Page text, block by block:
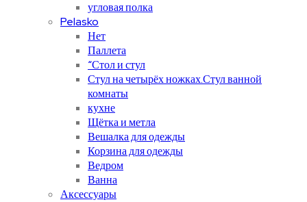
угловая полка
Pelasko
Нет
Паллета
“Стол и стул
Стул на четырёх ножках.Стул ванной
комнаты
кухне
Щётка и метла
Вешалка для одежды
Корзина для одежды
Ведром
Ванна
Аксессуары